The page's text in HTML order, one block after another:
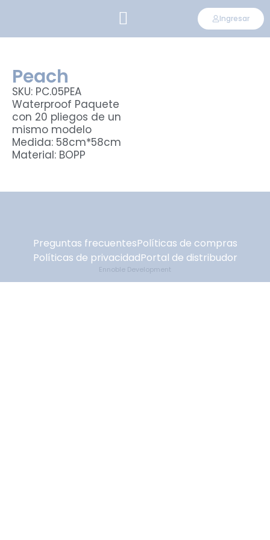
Ingresar
Peach
SKU: PC.05PEA
Waterproof Paquete
con 20 pliegos de un
mismo modelo
Medida: 58cm*58cm
Material: BOPP
Preguntas frecuentesPolíticas de compras
Políticas de privacidadPortal de distribudor
Ennoble Development